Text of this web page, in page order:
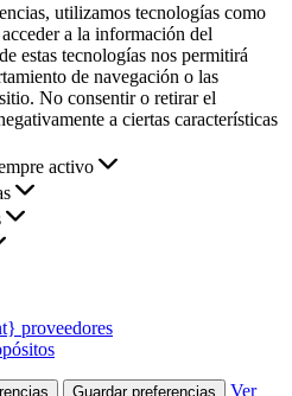
utilizamos tecnologías como
a la información del
estas tecnologías nos permitirá
de navegación o las
No consentir o retirar el
a ciertas características
activo
proveedores
Guardar preferencias
Ver